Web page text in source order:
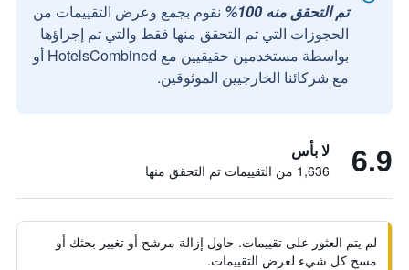
تم التحقق منه 100%
نقوم بجمع وعرض التقييمات من
الحجوزات التي تم التحقق منها فقط والتي تم إجراؤها
بواسطة مستخدمين حقيقيين مع HotelsCombined أو
مع شركائنا الخارجيين الموثوقين.
6.9 لا بأس
1,636 من التقييمات تم التحقق منها
لم يتم العثور على تقييمات. حاول إزالة مرشح أو تغيير بحثك أو
مسح كل شيء لعرض التقييمات.